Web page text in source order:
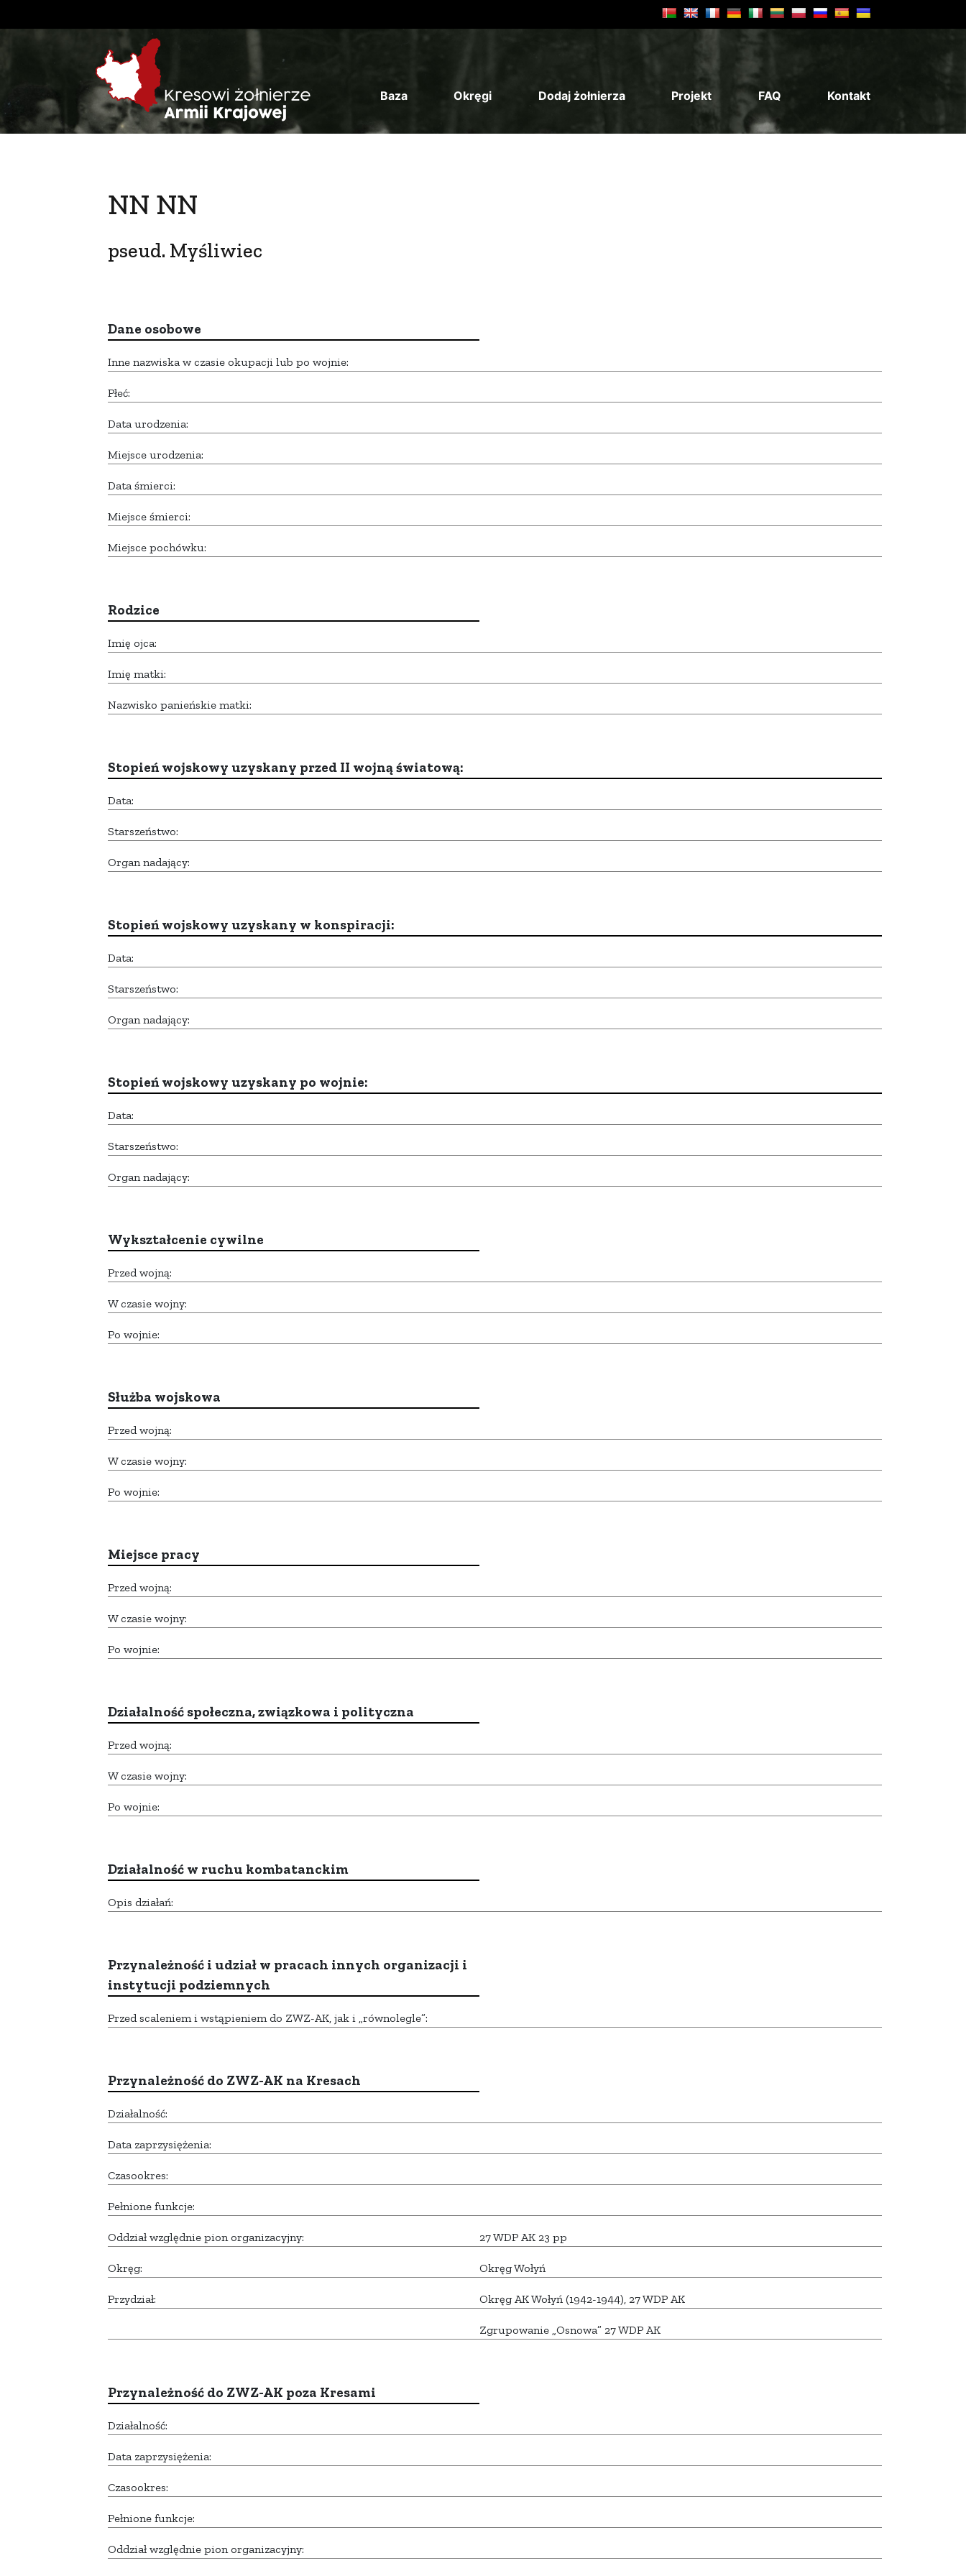
Baza Okręgi Dodaj żołnierza Projekt FAQ Kontakt
NN NN
pseud. Myśliwiec
Dane osobowe
Inne nazwiska w czasie okupacji lub po wojnie:
Płeć:
Data urodzenia:
Miejsce urodzenia:
Data śmierci:
Miejsce śmierci:
Miejsce pochówku:
Rodzice
Imię ojca:
Imię matki:
Nazwisko panieńskie matki:
Stopień wojskowy uzyskany przed II wojną światową:
Data:
Starszeństwo:
Organ nadający:
Stopień wojskowy uzyskany w konspiracji:
Data:
Starszeństwo:
Organ nadający:
Stopień wojskowy uzyskany po wojnie:
Data:
Starszeństwo:
Organ nadający:
Wykształcenie cywilne
Przed wojną:
W czasie wojny:
Po wojnie:
Służba wojskowa
Przed wojną:
W czasie wojny:
Po wojnie:
Miejsce pracy
Przed wojną:
W czasie wojny:
Po wojnie:
Działalność społeczna, związkowa i polityczna
Przed wojną:
W czasie wojny:
Po wojnie:
Działalność w ruchu kombatanckim
Opis działań:
Przynależność i udział w pracach innych organizacji i
instytucji podziemnych
Przed scaleniem i wstąpieniem do ZWZ-AK, jak i „równolegle”:
Przynależność do ZWZ-AK na Kresach
Działalność:
Data zaprzysiężenia:
Czasookres:
Pełnione funkcje:
Oddział względnie pion organizacyjny: 27 WDP AK 23 pp
Okręg: Okręg Wołyń
Przydział: Okręg AK Wołyń (1942-1944), 27 WDP AK
Zgrupowanie „Osnowa” 27 WDP AK
Przynależność do ZWZ-AK poza Kresami
Działalność:
Data zaprzysiężenia:
Czasookres:
Pełnione funkcje:
Oddział względnie pion organizacyjny: